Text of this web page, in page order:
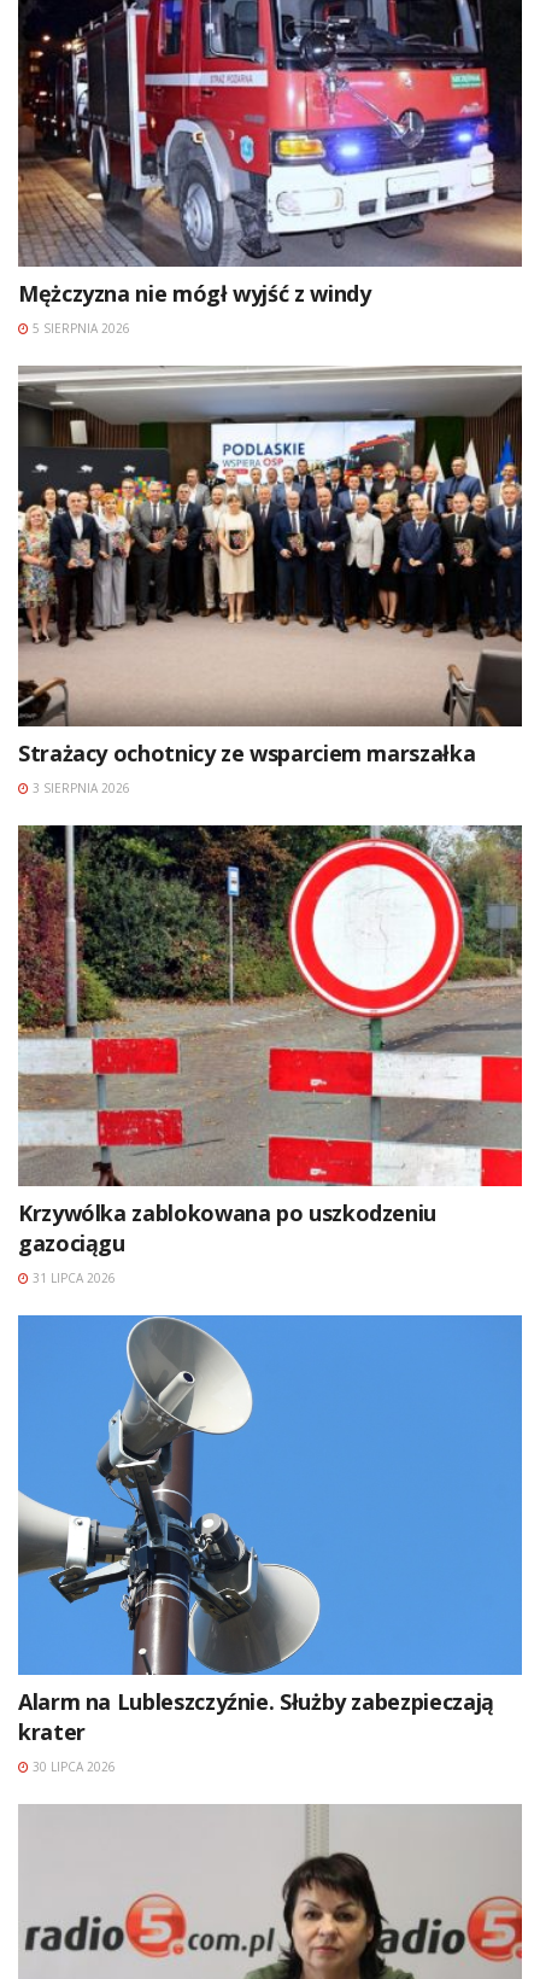
Mężczyzna nie mógł wyjść z windy
5 SIERPNIA 2026
Strażacy ochotnicy ze wsparciem marszałka
3 SIERPNIA 2026
Krzywólka zablokowana po uszkodzeniu
gazociągu
31 LIPCA 2026
Alarm na Lubleszczyźnie. Służby zabezpieczają
krater
30 LIPCA 2026